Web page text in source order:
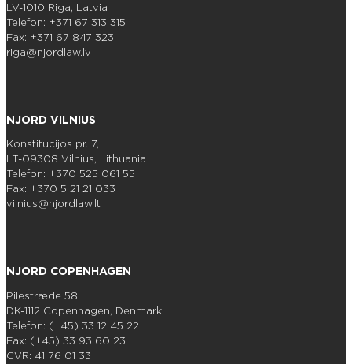
LV-1010 Riga, Latvia
Telefon: +371 67 313 315
Fax: +371 67 847 323
riga@njordlaw.lv
NJORD VILNIUS
Konstitucijos pr. 7,
LT-09308 Vilnius, Lithuania
Telefon: +370 525 061 55
Fax: +370 5 21 21 033
vilnius@njordlaw.lt
NJORD COPENHAGEN
Pilestræde 58
DK-1112 Copenhagen, Denmark
Telefon: (+45) 33 12 45 22
Fax: (+45) 33 93 60 23
CVR: 41 76 01 33